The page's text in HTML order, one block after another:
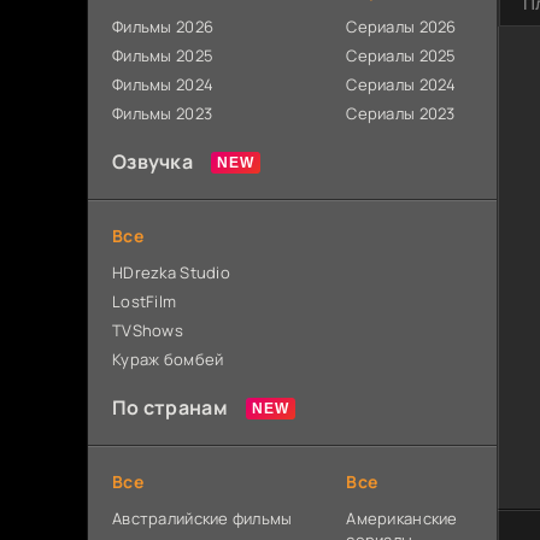
Фильмы 2026
Фильмы 2025
Фильмы 2024
Фильмы 2023
Сериалы 2026
Сериалы 2025
Сериалы 2024
Сериалы 2023
Озвучка
Все
HDrezka Studio
LostFilm
TVShows
Кураж бомбей
По странам
Все
Австралийские фильмы
Все
Американские